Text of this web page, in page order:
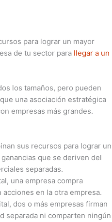
para lograr un mayor
de tu sector para llegar a un
los tamaños, pero pueden
una asociación estratégica
empresas más grandes.
sus recursos para lograr un
que se deriven del
separadas.
una empresa compra
acciones en la otra empresa.
dos o más empresas firman
separada ni comparten ningún